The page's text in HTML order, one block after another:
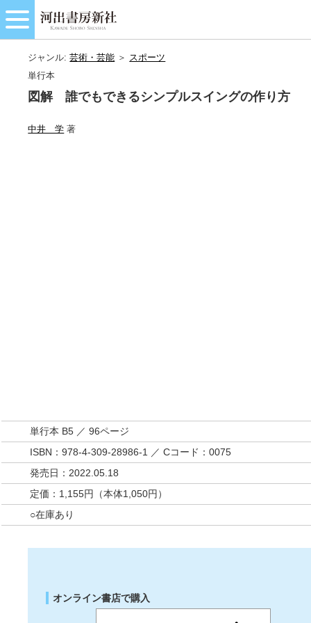
ジャンル:芸術・芸能 ＞ スポーツ
単行本
図解 誰でもできるシンプルスイングの作り方
中井 学 著
単行本 B5 ／ 96ページ
ISBN：978-4-309-28986-1 ／ Cコード：0075
発売日：2022.05.18
定価：1,155円（本体1,050円）
○在庫あり
オンライン書店で購入